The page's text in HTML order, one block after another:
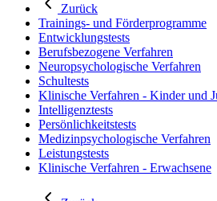
Zurück
Trainings- und Förderprogramme
Entwicklungstests
Berufsbezogene Verfahren
Neuropsychologische Verfahren
Schultests
Klinische Verfahren - Kinder und
Intelligenztests
Persönlichkeitstests
Medizinpsychologische Verfahren
Leistungstests
Klinische Verfahren - Erwachsene